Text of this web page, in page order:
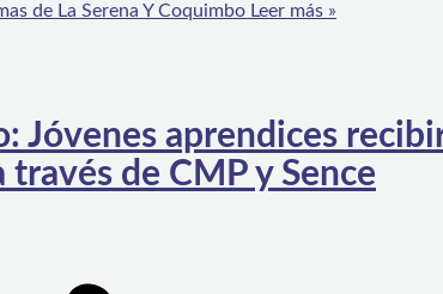
de La Serena Y Coquimbo Leer más »
Jóvenes aprendices
de CMP y Sence